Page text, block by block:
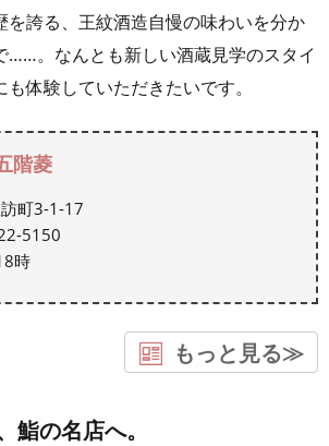
を誇る、王紋酒造自慢の味わいを分か
……。なんとも新しい酒蔵見学のスタイ
体験していただきたいです。
階菱
町3-1-17
5150
時
もっと見る≫
鮨の名店へ。